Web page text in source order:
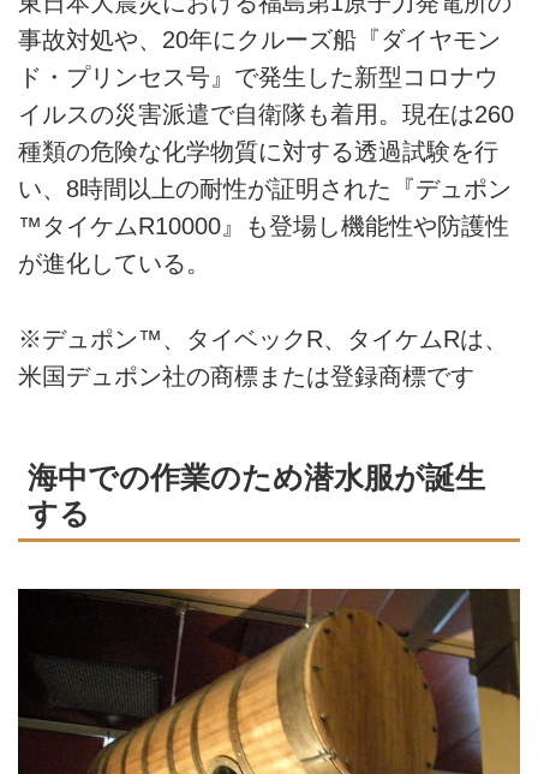
事故対処や、20年にクルーズ船『ダイヤモン
ド・プリンセス号』で発生した新型コロナウ
イルスの災害派遣で自衛隊も着用。現在は260
種類の危険な化学物質に対する透過試験を行
い、8時間以上の耐性が証明された『デュポン
™タイケムR10000』も登場し機能性や防護性
が進化している。
※デュポン™、タイベックR、タイケムRは、
米国デュポン社の商標または登録商標です
海中での作業のため潜水服が誕生
する